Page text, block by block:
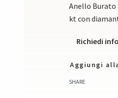
Anello Burato
kt con
Richiedi
Aggiungi
SHARE